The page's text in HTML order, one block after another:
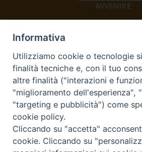
AVVENIRE
TV 2000
Informativa
Utilizziamo cookie o tecnologie
finalità tecniche e, con il tuo
altre finalità ("interazioni e
"miglioramento dell'esperienza",
"targeting e pubblicità") come
cookie policy.
Cliccando su "accetta"
cookie. Cliccando su